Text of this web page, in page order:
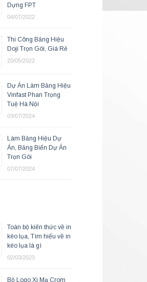
Dựng FPT
04/07/2022
Thi Công Bảng Hiệu
Doji Trọn Gói, Giá Rẻ
20/05/2022
Dự Án Làm Bảng Hiệu
Vinfast Phan Trọng
Tuệ Hà Nội
03/07/2024
Làm Bảng Hiệu Dự
Án, Bảng Biển Dự Án
Trọn Gói
07/07/2024
Toàn bộ kiến thức về in
kéo lụa, Tìm hiểu về in
kéo lụa là gì
02/03/2023
Bộ Logo Xi Mạ Crom